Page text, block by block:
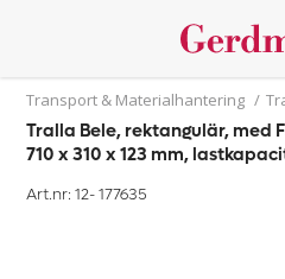
Transport & Materialhantering /
Tralla Bele, rektangulär, med
710 x 310 x 123 mm,
Art.nr: 12-177635